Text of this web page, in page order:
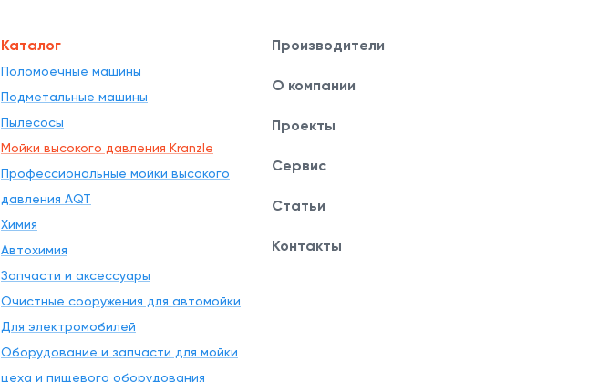
Каталог
Поломоечные машины
Подметальные машины
Пылесосы
Мойки высокого давления Kranzle
Профессиональные мойки высокого
давления AQT
Химия
Автохимия
Запчасти и аксессуары
Очистные сооружения для автомойки
Для электромобилей
Оборудование и запчасти для мойки
цеха и пищевого оборудования
Производители
О компании
Проекты
Сервис
Статьи
Контакты